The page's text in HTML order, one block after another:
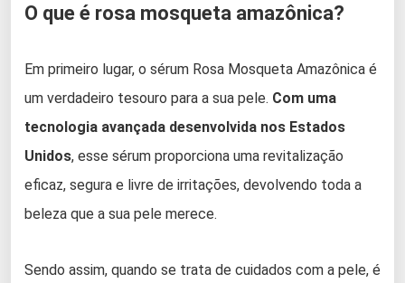
O que é rosa mosqueta amazônica?
Em primeiro lugar, o sérum Rosa Mosqueta Amazônica é
um verdadeiro tesouro para a sua pele. Com uma
tecnologia avançada desenvolvida nos Estados
Unidos, esse sérum proporciona uma revitalização
eficaz, segura e livre de irritações, devolvendo toda a
beleza que a sua pele merece.
Sendo assim, quando se trata de cuidados com a pele, é